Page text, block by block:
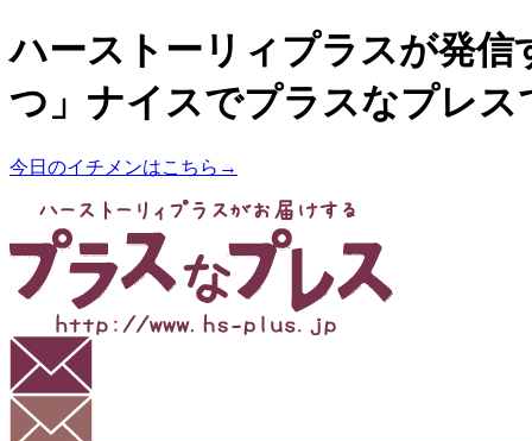
ハーストーリィプラスが発信
つ」ナイスでプラスなプレス
今日のイチメンはこちら→